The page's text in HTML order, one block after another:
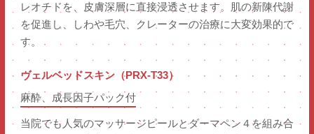
レオチドを、皮膚深層に直接浸透させます。肌の新陳代謝
を促進し、しわや毛穴、クレーターの治療に大変効果的で
す。
ヴェルベッドスキン（PRX-T33）
麻酔、成長因子パック付
当院でも人気のマッサージピールとダーマペン４を組み合